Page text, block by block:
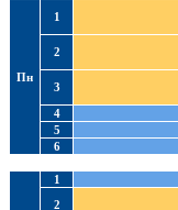
Пн
1
2
3
4
5
6
1
2